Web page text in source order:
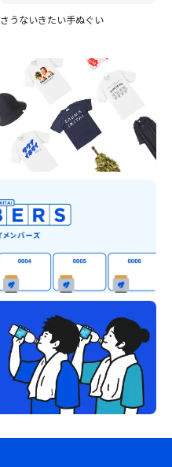
さうないきたい手ぬぐい